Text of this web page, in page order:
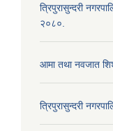
त्रिपुरासुन्दरी
२०८०.
आमा तथा नवजात
त्रिपुरासुन्दरी